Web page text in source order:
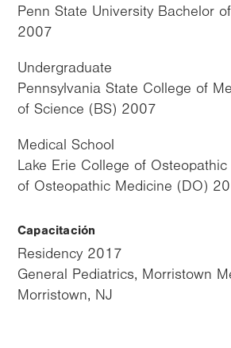
Penn State University Bachelor
2007
Undergraduate
Pennsylvania State College of
of Science (BS) 2007
Medical School
Lake Erie College of
of Osteopathic Medicine (DO)
Capacitación
Residency 2017
General Pediatrics, Morristown
Morristown, NJ